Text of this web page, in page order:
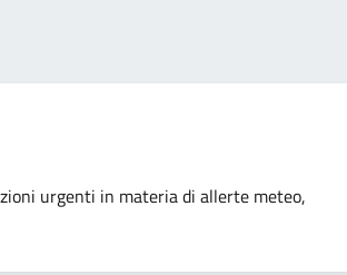
urgenti in materia di allerte meteo,